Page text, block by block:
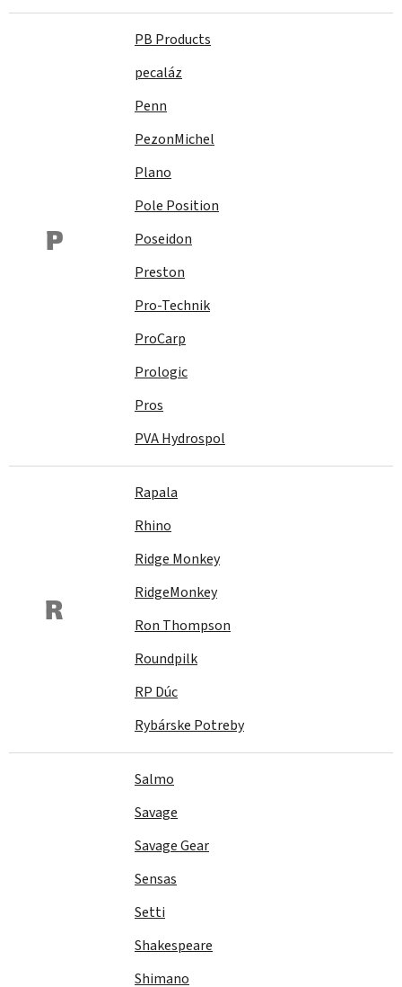
P
PB Products
pecaláz
Penn
PezonMichel
Plano
Pole Position
Poseidon
Preston
Pro-Technik
ProCarp
Prologic
Pros
PVA Hydrospol
R
Rapala
Rhino
Ridge Monkey
RidgeMonkey
Ron Thompson
Roundpilk
RP Dúc
Rybárske Potreby
Salmo
Savage
Savage Gear
Sensas
Setti
Shakespeare
Shimano